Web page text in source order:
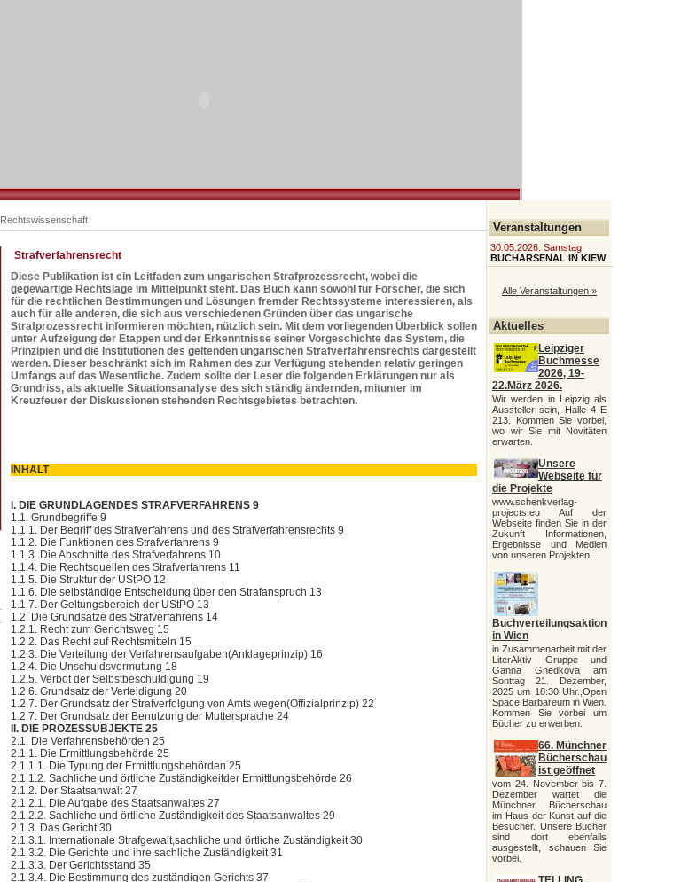
Rechtswissenschaft
Strafverfahrensrecht
Diese Publikation ist ein Leitfaden zum ungarischen Strafprozessrecht, wobei die
gegewärtige Rechtslage im Mittelpunkt steht. Das Buch kann sowohl für Forscher, die sich
für die rechtlichen Bestimmungen und Lösungen fremder Rechtssysteme interessieren, als
auch für alle anderen, die sich aus verschiedenen Gründen über das ungarische
Strafprozessrecht informieren möchten, nützlich sein. Mit dem vorliegenden Überblick sollen
unter Aufzeigung der Etappen und der Erkenntnisse seiner Vorgeschichte das System, die
Prinzipien und die Institutionen des geltenden ungarischen Strafverfahrensrechts dargestellt
werden. Dieser beschränkt sich im Rahmen des zur Verfügung stehenden relativ geringen
Umfangs auf das Wesentliche. Zudem sollte der Leser die folgenden Erklärungen nur als
Grundriss, als aktuelle Situationsanalyse des sich ständig ändernden, mitunter im
Kreuzfeuer der Diskussionen stehenden Rechtsgebietes betrachten.
INHALT
I. DIE GRUNDLAGENDES STRAFVERFAHRENS 9
1.1. Grundbegriffe 9
1.1.1. Der Begriff des Strafverfahrens und des Strafverfahrensrechts 9
1.1.2. Die Funktionen des Strafverfahrens 9
1.1.3. Die Abschnitte des Strafverfahrens 10
1.1.4. Die Rechtsquellen des Strafverfahrens 11
1.1.5. Die Struktur der UStPO 12
1.1.6. Die selbständige Entscheidung über den Strafanspruch 13
1.1.7. Der Geltungsbereich der UStPO 13
1.2. Die Grundsätze des Strafverfahrens 14
1.2.1. Recht zum Gerichtsweg 15
1.2.2. Das Recht auf Rechtsmitteln 15
1.2.3. Die Verteilung der Verfahrensaufgaben(Anklageprinzip) 16
1.2.4. Die Unschuldsvermutung 18
1.2.5. Verbot der Selbstbeschuldigung 19
1.2.6. Grundsatz der Verteidigung 20
1.2.7. Der Grundsatz der Strafverfolgung von Amts wegen(Offizialprinzip) 22
1.2.7. Der Grundsatz der Benutzung der Muttersprache 24
II. DIE PROZESSUBJEKTE 25
2.1. Die Verfahrensbehörden 25
2.1.1. Die Ermittlungsbehörde 25
2.1.1.1. Die Typung der Ermittlungsbehörden 25
2.1.1.2. Sachliche und örtliche Zuständigkeitder Ermittlungsbehörde 26
2.1.2. Der Staatsanwalt 27
2.1.2.1. Die Aufgabe des Staatsanwaltes 27
2.1.2.2. Sachliche und örtliche Zuständigkeit des Staatsanwaltes 29
2.1.3. Das Gericht 30
2.1.3.1. Internationale Strafgewalt,sachliche und örtliche Zuständigkeit 30
2.1.3.2. Die Gerichte und ihre sachliche Zuständigkeit 31
2.1.3.3. Der Gerichtsstand 35
2.1.3.4. Die Bestimmung des zuständigen Gerichts 37
Veranstaltungen
30.05.2026. Samstag
BUCHARSENAL IN KIEW
Alle Veranstaltungen »
Aktuelles
Leipziger
Buchmesse
2026, 19-
22.März 2026.
Wir werden in Leipzig als
Aussteller sein, Halle 4 E
213. Kommen Sie vorbei,
wo wir Sie mit Novitäten
erwarten.
Unsere
Webseite für
die Projekte
www.schenkverlag-
projects.eu Auf der
Webseite finden Sie in der
Zukunft Informationen,
Ergebnisse und Medien
von unseren Projekten.
Buchverteilungsaktion
in Wien
in Zusammenarbeit mit der
LiterAktiv Gruppe und
Ganna Gnedkova am
Sonttag 21. Dezember,
2025 um 18:30 Uhr.,Open
Space Barbareum in Wien.
Kommen Sie vorbei um
Bücher zu erwerben.
66. Münchner
Bücherschau
ist geöffnet
vom 24. November bis 7.
Dezember wartet die
Münchner Bücherschau
im Haus der Kunst auf die
Besucher. Unsere Bücher
sind dort ebenfalls
ausgestellt, schauen Sie
vorbei.